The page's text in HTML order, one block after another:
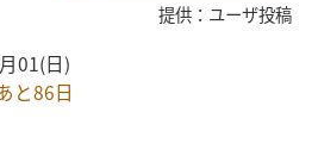
提供： ユーザ投稿
01(日)
と86日